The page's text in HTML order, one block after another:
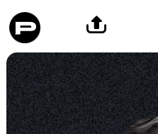
